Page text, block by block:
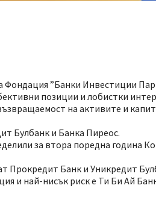
Фондация ”Банки Инвестиции
позиции и лобистки
на активите и
Булбанк и Банка Пиреос.
за втора поредна година
Прокредит Банк и Уникредит
и най-нисък риск е Ти Би Ай